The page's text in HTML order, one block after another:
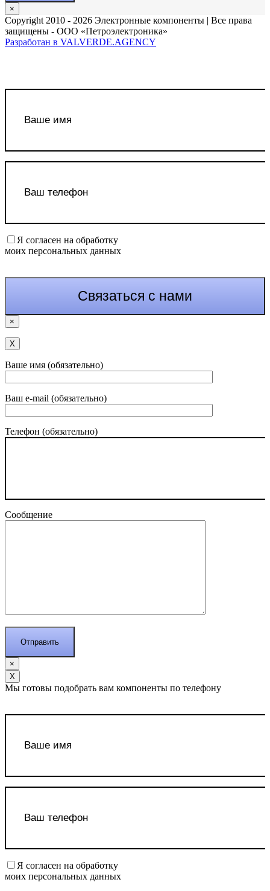
×
Copyright 2010 - 2026 Электронные компоненты | Все права
защищены - ООО «Петроэлектроника»
Разработан в VALVERDE.AGENCY
Я согласен на обработку
моих персональных данных
×
Х
Ваше имя (обязательно)
Ваш e-mail (обязательно)
Телефон (обязательно)
Сообщение
×
Х
Мы готовы подобрать вам компоненты по телефону
Я согласен на обработку
моих персональных данных